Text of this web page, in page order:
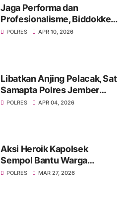
Jaga Performa dan
Profesionalisme, Biddokkes
Polda Jatim Gelar Rikes
POLRES APR 10, 2026
Libatkan Anjing Pelacak, Sat
Samapta Polres Jember
Sterilisasi Gereja Jelang
POLRES APR 04, 2026
Aksi Heroik Kapolsek
Sempol Bantu Warga
Kecelakaan Saat Akan
POLRES MAR 27, 2026